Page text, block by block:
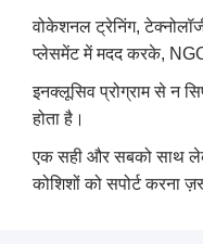
वोकेशनल ट्रेनिंग,
प्लेसमेंट में मदद करके,
इनक्लूसिव प्रोग्राम से न
होता है।
एक सही और सबको साथ
कोशिशों को सपोर्ट करना